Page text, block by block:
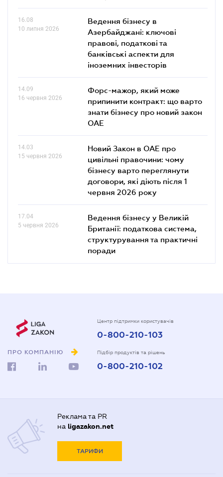
16.08
10 липня 2026
Ведення бізнесу в
Азербайджані: ключові
правові, податкові та
банківські аcпекти для
іноземних інвесторів
14.09
16 червня 2026
Форс-мажор, який може
припинити контракт: що варто
знати бізнесу про новий закон
ОАЕ
14.03
15 червня 2026
Новий Закон в ОАЕ про
цивільні правочини: чому
бізнесу варто переглянути
договори, які діють після 1
червня 2026 року
17.04
5 червня 2026
Ведення бізнесу у Великій
Британії: податкова система,
структурування та практичні
поради
ПРО КОМПАНІЮ
Центр підтримки користувачів
0-800-210-103
Підбір продуктів та рішень
0-800-210-102
Реклама та PR
на ligazakon.net
ТАРИФИ